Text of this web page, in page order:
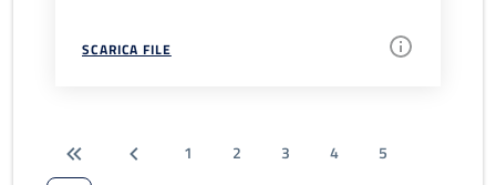
SCARICA FILE
1 2 3 4
5